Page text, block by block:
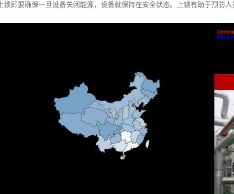
上锁即要确保一旦设备关闭能源，设备就保持在安全状态。上锁有助于预防人